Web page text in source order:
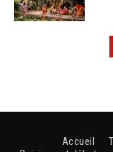
Accueil